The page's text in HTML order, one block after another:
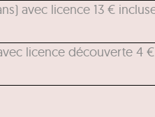
avec licence 13 €
licence découverte 4